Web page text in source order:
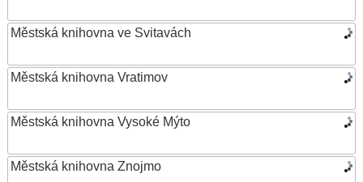
Městská knihovna ve Svitavách
Městská knihovna Vratimov
Městská knihovna Vysoké Mýto
Městská knihovna Znojmo